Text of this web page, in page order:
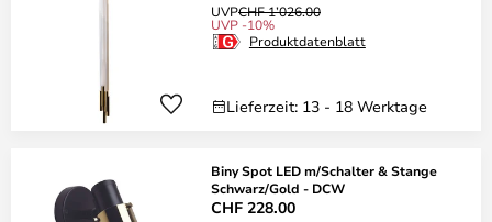
UVPCHF 1’026.00
UVP -10%
Produktdatenblatt
Lieferzeit: 13 - 18 Werktage
Biny Spot LED m/Schalter & Stange
Schwarz/Gold - DCW
CHF 228.00